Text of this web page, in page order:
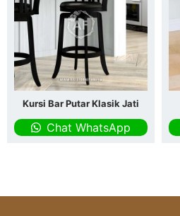
Kursi Bar Putar Klasik Jati
Chat WhatsApp